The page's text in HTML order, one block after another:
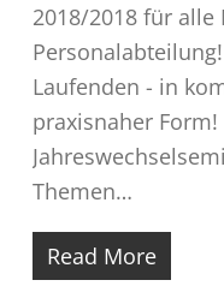
2018/2018 für
Laufenden - in
praxisnaher
Themen…
Read More